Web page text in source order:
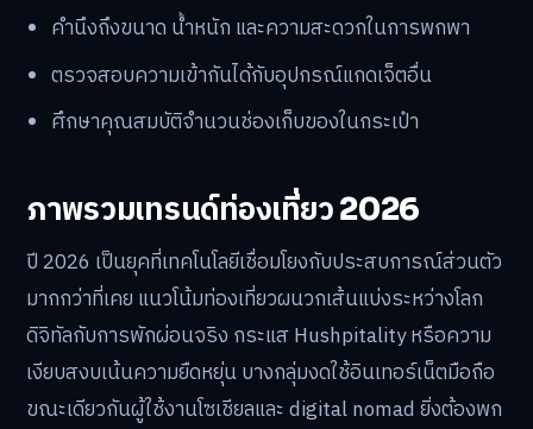
คำนึงถึงขนาด น้ำหนัก และความสะดวกในการพกพา
ตรวจสอบความเข้ากันได้กับอุปกรณ์แกดเจ็ตอื่น
ศึกษาคุณสมบัติจำนวนช่องเก็บของในกระเป๋า
ภาพรวมเทรนด์ท่องเที่ยว 2026
ปี 2026 เป็นยุคที่เทคโนโลยีเชื่อมโยงกับประสบการณ์ส่วนตัว
มากกว่าที่เคย แนวโน้มท่องเที่ยวผนวกเส้นแบ่งระหว่างโลก
ดิจิทัลกับการพักผ่อนจริง กระแส Hushpitality หรือความ
เงียบสงบเน้นความยืดหยุ่น บางกลุ่มงดใช้อินเทอร์เน็ตมือถือ
ขณะเดียวกันผู้ใช้งานโซเชียลและ digital nomad ยิ่งต้องพก